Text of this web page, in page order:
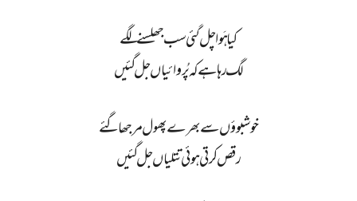
کیا ہَوا چل گئی سب جھلسنے لگے
لگ رہا ہے کہ پُروائیاں جل گئیں
خوشبوؤں سے بھرے پھول مرجھا گئے
رقص کرتی ہوئی تتلیاں جل گئیں